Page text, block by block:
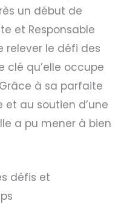
un début de
et Responsable
relever le défi des
clé qu’elle occupe
à sa parfaite
et au soutien d’une
a pu mener à bien
défis et